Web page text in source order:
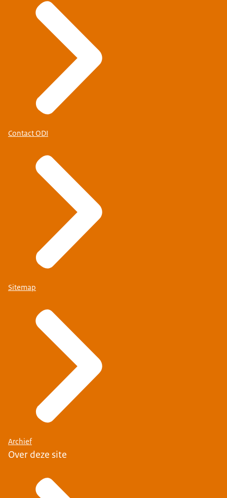
Contact ODI
Sitemap
Archief
Over deze site